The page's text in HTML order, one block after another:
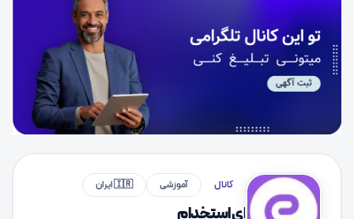
کانال آموزشی 🇮🇷 ایران
ای استخدام